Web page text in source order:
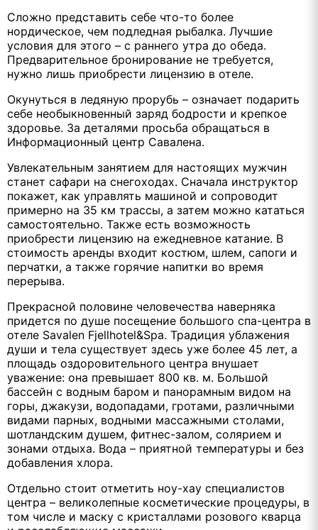
Сложно представить себе что-то более
нордическое, чем подледная рыбалка. Лучшие
условия для этого – с раннего утра до обеда.
Предварительное бронирование не требуется,
нужно лишь приобрести лицензию в отеле.
Окунуться в ледяную прорубь – означает подарить
себе необыкновенный заряд бодрости и крепкое
здоровье. За деталями просьба обращаться в
Информационный центр Савалена.
Увлекательным занятием для настоящих мужчин
станет сафари на снегоходах. Сначала инструктор
покажет, как управлять машиной и сопроводит
примерно на 35 км трассы, а затем можно кататься
самостоятельно. Также есть возможность
приобрести лицензию на ежедневное катание. В
стоимость аренды входит костюм, шлем, сапоги и
перчатки, а также горячие напитки во время
перерыва.
Прекрасной половине человечества наверняка
придется по душе посещение большого спа-центра в
отеле Savalen Fjellhotel&Spa. Традиция ублажения
души и тела существует здесь уже более 45 лет, а
площадь оздоровительного центра внушает
уважение: она превышает 800 кв. м. Большой
бассейн с водным баром и панорамным видом на
горы, джакузи, водопадами, гротами, различными
видами парных, водными массажными столами,
шотландским душем, фитнес-залом, солярием и
зонами отдыха. Вода – приятной температуры и без
добавления хлора.
Отдельно стоит отметить ноу-хау специалистов
центра – великолепные косметические процедуры, в
том числе и маску с кристаллами розового кварца